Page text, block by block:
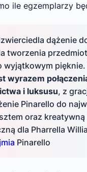
ile egzemplarzy
dążenie
tworzenia
wyjątkowym
wyrazem
i luksusu, z
Pinarello do
oraz kreatywną
dla Pharrella
Pinarello